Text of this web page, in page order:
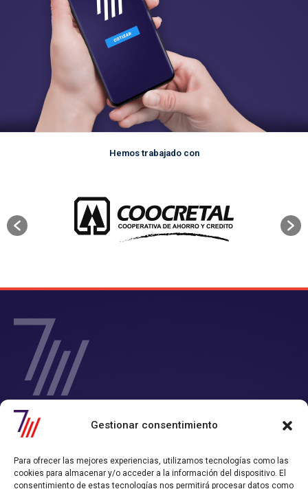
Gestionar consentimiento
Para ofrecer las mejores experiencias, utilizamos tecnologías como las
cookies para almacenar y/o acceder a la información del dispositivo. El
consentimiento de estas tecnologías nos permitirá procesar datos como
Hemos trabajado con
SIETE Y MEDIA - Agencia de Marketing Digital en
Chile
el que consigues tiempo y rentabilidad.
Nos convertimos en tu departamento de Marketing Online, y